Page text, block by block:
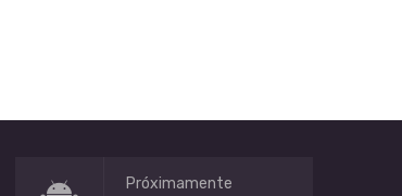
Próximamente